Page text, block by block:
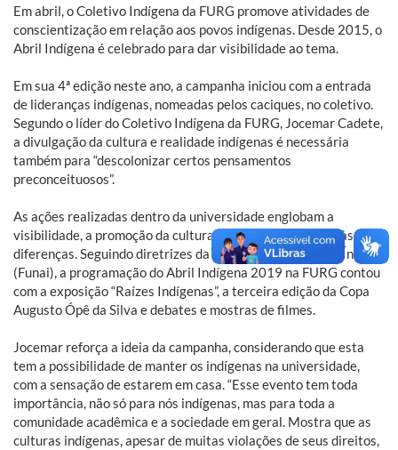
Em abril, o Coletivo Indígena da FURG promove atividades de
conscientização em relação aos povos indígenas. Desde 2015, o
Abril Indígena é celebrado para dar visibilidade ao tema.
Em sua 4ª edição neste ano, a campanha iniciou com a entrada
de lideranças indígenas, nomeadas pelos caciques, no coletivo.
Segundo o líder do Coletivo Indígena da FURG, Jocemar Cadete,
a divulgação da cultura e realidade indígenas é necessária
também para “descolonizar certos pensamentos
preconceituosos”.
As ações realizadas dentro da universidade englobam a
visibilidade, a promoção da cultura indígena e o respeito às
diferenças. Seguindo diretrizes da Fundação Nacional do Índio
(Funai), a programação do Abril Indígena 2019 na FURG contou
com a exposição “Raízes Indígenas”, a terceira edição da Copa
Augusto Ópê da Silva e debates e mostras de filmes.
Jocemar reforça a ideia da campanha, considerando que esta
tem a possibilidade de manter os indígenas na universidade,
com a sensação de estarem em casa. “Esse evento tem toda
importância, não só para nós indígenas, mas para toda a
comunidade acadêmica e a sociedade em geral. Mostra que as
culturas indígenas, apesar de muitas violações de seus direitos,